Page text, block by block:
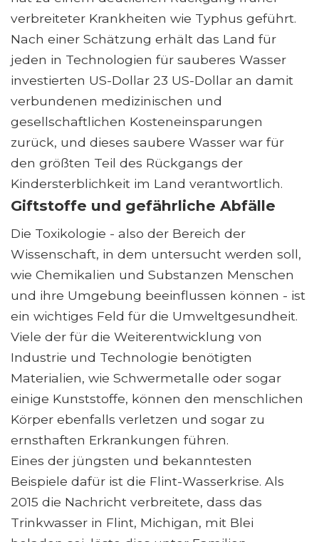
verbreiteter Krankheiten wie Typhus geführt.
Nach einer Schätzung erhält das Land für
jeden in Technologien für sauberes Wasser
investierten US-Dollar 23 US-Dollar an damit
verbundenen medizinischen und
gesellschaftlichen Kosteneinsparungen
zurück, und dieses saubere Wasser war für
den größten Teil des Rückgangs der
Kindersterblichkeit im Land verantwortlich.
Giftstoffe und gefährliche Abfälle
Die Toxikologie - also der Bereich der
Wissenschaft, in dem untersucht werden soll,
wie Chemikalien und Substanzen Menschen
und ihre Umgebung beeinflussen können - ist
ein wichtiges Feld für die Umweltgesundheit.
Viele der für die Weiterentwicklung von
Industrie und Technologie benötigten
Materialien, wie Schwermetalle oder sogar
einige Kunststoffe, können den menschlichen
Körper ebenfalls verletzen und sogar zu
ernsthaften Erkrankungen führen.
Eines der jüngsten und bekanntesten
Beispiele dafür ist die Flint-Wasserkrise. Als
2015 die Nachricht verbreitete, dass das
Trinkwasser in Flint, Michigan, mit Blei